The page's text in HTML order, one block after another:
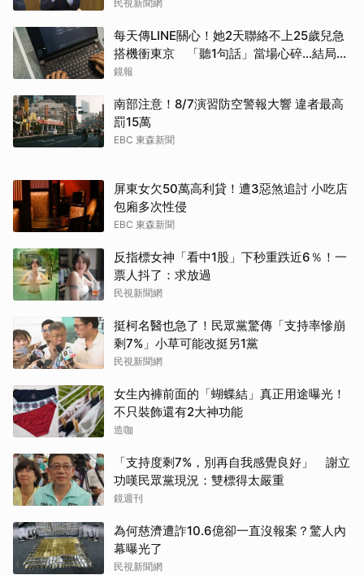
民視新聞網
每天傳LINE關心！她2天聯絡不上25歲兒急
搭機衝東京 「聽1句話」當場心碎...結局看
哭網
鏡報
南部注意！8/7演習防空警報大響 違者最高
罰15萬
EBC 東森新聞
屏東女欠50萬高利貸！遭3惡煞追討 小吃店
包廂多次性侵
EBC 東森新聞
反指標女神「看中1股」下秒重跌近6％！一
票人抖了：求放過
民視新聞網
挺柯名醫也急了！民眾黨驚傳「支持率慘崩
剩7%」小草可能改挺另1黨
民視新聞網
女生內褲前面的「蝴蝶結」真正用途曝光！
不只裝飾還有2大神功能
造咖
「支持度剩7%，別再自我感覺良好」 謝立
功嘆民眾黨現況：雙標得太嚴重
鏡週刊
為何慈濟遭詐10.6億卻一直沒報案？驚人內
幕曝光了
民視新聞網